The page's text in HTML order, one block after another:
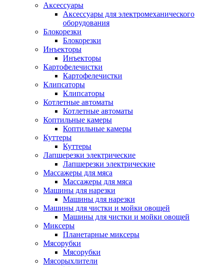
Аксессуары
Аксессуары для электромеханического
оборудования
Блокорезки
Блокорезки
Инъекторы
Инъекторы
Картофелечистки
Картофелечистки
Клипсаторы
Клипсаторы
Котлетные автоматы
Котлетные автоматы
Коптильные камеры
Коптильные камеры
Куттеры
Куттеры
Лапшерезки электрические
Лапшерезки электрические
Массажеры для мяса
Массажеры для мяса
Машины для нарезки
Машины для нарезки
Машины для чистки и мойки овощей
Машины для чистки и мойки овощей
Миксеры
Планетарные миксеры
Мясорубки
Мясорубки
Мясорыхлители